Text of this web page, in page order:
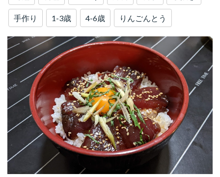
手作り 1-3歳 4-6歳 りんごんとう